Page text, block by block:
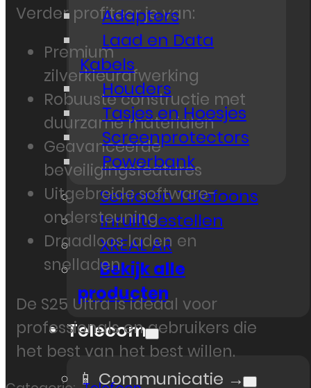
Adapters
Laad en Data
Kabels
Houders
Tasjes en Hoesjes
Screenprotectors
Powerbank
Senioren Telefoons
Inruiltoestellen
XREAL AR
Bekijk alle
producten
Telecom
📱 Communicatie →
Verder profiteer je van:
Premium
zilverkleurafwerking
Robuuste constructie met
duurzame materialen
Geavanceerde
beveiligingsfeatures
Uitgebreide software-
ondersteuning
Draadloos laden en
snelladen
De S25 Ultra is ideaal voor
professionals en gebruikers die
het best van het best willen.